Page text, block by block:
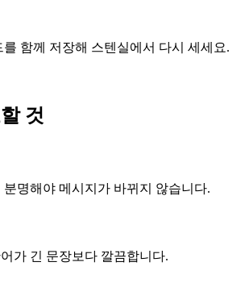
함께 저장해 스텐실에서 다시 세세요.
것
분명해야 메시지가 바뀌지 않습니다.
가 긴 문장보다 깔끔합니다.